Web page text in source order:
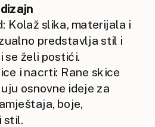
Kolaž slika, materijala i
predstavlja stil i
se želi postići.
i nacrti: Rane skice
osnovne ideje za
boje,
stil.